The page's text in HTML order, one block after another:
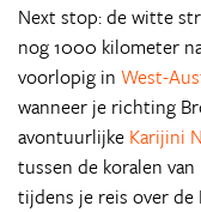
Next stop: de witte
nog 1000 kilometer
voorlopig in West-
wanneer je richting
avontuurlijke Karijini
tussen de koralen
tijdens je reis over de